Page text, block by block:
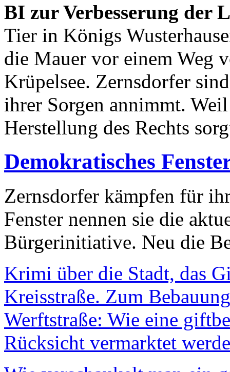
BI zur Verbesserung der
Tier in Königs
die Mauer vor einem Weg
Krüpelsee. Zernsdorfer
ihrer Sorgen annimmt.
Herstellung des Rechts
Demokratisches
Zernsdorfer kämpfen für
Fenster nennen sie die
Bürgerinitiative. Neu die
Krimi über die Stadt, das
Kreisstraße. Zum
Werftstraße: Wie eine
Rücksicht vermarktet